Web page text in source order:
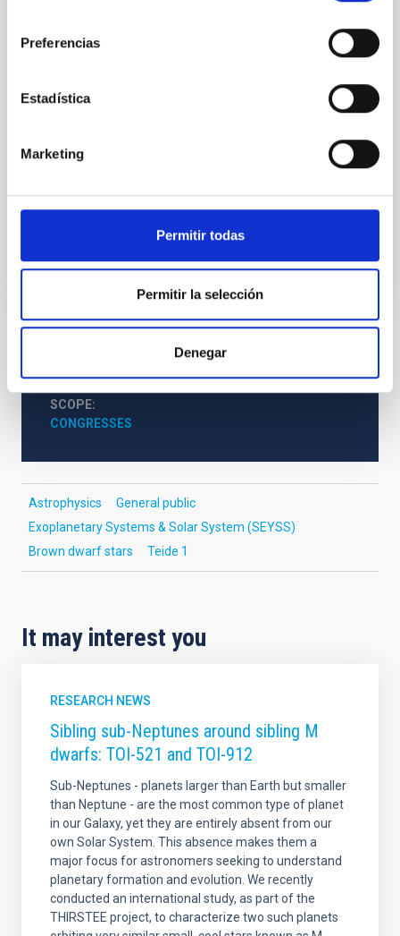
Preferencias
Estadística
Marketing
Permitir todas
Permitir la selección
Denegar
years away from the Sun. Its proximity could suggest
a possible overabundance of brown dwarfs formed
telescopes located at the observatories of Roque de
Los Muchachos (La Palma) and Calar Alto (Almería)
published in the journal Astronomy and Astrophysics.
On a cosmic scale, our immediate neighbourhood is
PHOTOMONTAGE
SCOPE
CONGRESSES
Astrophysics
General public
Exoplanetary Systems & Solar System (SEYSS)
Brown dwarf stars
Teide 1
It may interest you
RESEARCH NEWS
Sibling sub-Neptunes around sibling M
dwarfs: TOI-521 and TOI-912
Sub-Neptunes - planets larger than Earth but smaller
than Neptune - are the most common type of planet
in our Galaxy, yet they are entirely absent from our
own Solar System. This absence makes them a
major focus for astronomers seeking to understand
planetary formation and evolution. We recently
conducted an international study, as part of the
THIRSTEE project, to characterize two such planets